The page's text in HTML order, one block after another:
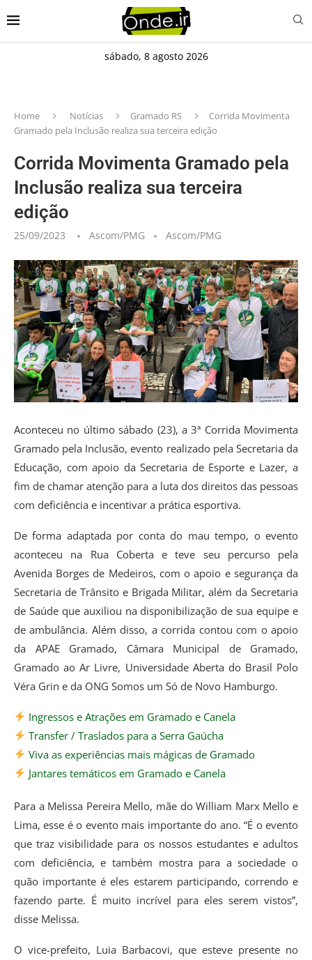
sábado, 8 agosto 2026
Home Notícias Gramado RS
Corrida Movimenta
Gramado pela Inclusão realiza sua terceira edição
Corrida Movimenta Gramado pela
Inclusão realiza sua terceira
edição
25/09/2023 Ascom/PMG Ascom/PMG
Aconteceu no último sábado (23), a 3ª Corrida Movimenta
Gramado pela Inclusão, evento realizado pela Secretaria da
Educação, com apoio da Secretaria de Esporte e Lazer, a
fim de chamar atenção para a luta dos direitos das pessoas
com deficiência e incentivar a prática esportiva.
De forma adaptada por conta do mau tempo, o evento
aconteceu na Rua Coberta e teve seu percurso pela
Avenida Borges de Medeiros, com o apoio e segurança da
Secretaria de Trânsito e Brigada Militar, além da Secretaria
de Saúde que auxiliou na disponibilização de sua equipe e
de ambulância. Além disso, a corrida contou com o apoio
da APAE Gramado, Câmara Municipal de Gramado,
Gramado ao Ar Livre, Universidade Aberta do Brasil Polo
Véra Grin e da ONG Somos um Só de Novo Hamburgo.
Ingressos e Atrações em Gramado e Canela
Transfer / Traslados para a Serra Gaúcha
Viva as experiências mais mágicas de Gramado
Jantares temáticos em Gramado e Canela
Para a Melissa Pereira Mello, mãe do William Marx Mello e
Lima, esse é o evento mais importante do ano. “É o evento
que traz visibilidade para os nossos estudantes e adultos
com deficiência, e também mostra para a sociedade o
quão importante é eles estarem participando, correndo e
fazendo parte. É muito incrível para eles serem vistos”,
disse Melissa.
O vice-prefeito, Luia Barbacovi, que esteve presente no